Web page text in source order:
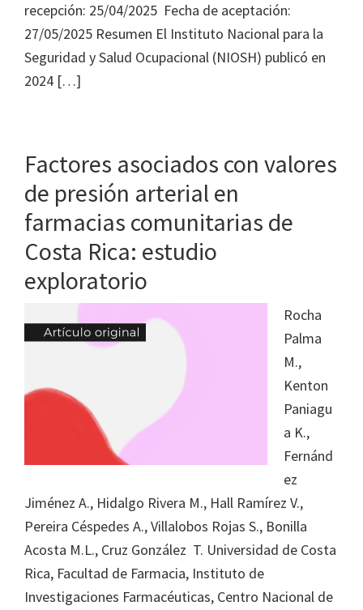
recepción: 25/04/2025 Fecha de aceptación:
27/05/2025 Resumen El Instituto Nacional para la
Seguridad y Salud Ocupacional (NIOSH) publicó en
2024 […]
Factores asociados con valores
de presión arterial en
farmacias comunitarias de
Costa Rica: estudio
exploratorio
Rocha
Palma
M.,
Kenton
Paniagu
a K.,
Fernánd
ez
Jiménez A., Hidalgo Rivera M., Hall Ramírez V.,
Pereira Céspedes A., Villalobos Rojas S., Bonilla
Acosta M.L., Cruz González T. Universidad de Costa
Rica, Facultad de Farmacia, Instituto de
Investigaciones Farmacéuticas, Centro Nacional de